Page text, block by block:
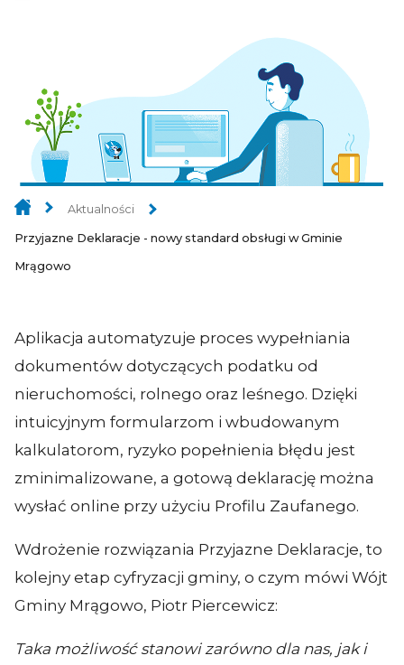
Aktualności
Przyjazne Deklaracje - nowy standard obsługi w Gminie
Mrągowo
Aplikacja automatyzuje proces wypełniania
dokumentów dotyczących podatku od
nieruchomości, rolnego oraz leśnego. Dzięki
intuicyjnym formularzom i wbudowanym
kalkulatorom, ryzyko popełnienia błędu jest
zminimalizowane, a gotową deklarację można
wysłać online przy użyciu Profilu Zaufanego.
Wdrożenie rozwiązania Przyjazne Deklaracje, to
kolejny etap cyfryzacji gminy, o czym mówi Wójt
Gminy Mrągowo, Piotr Piercewicz:
Taka możliwość stanowi zarówno dla nas, jak i